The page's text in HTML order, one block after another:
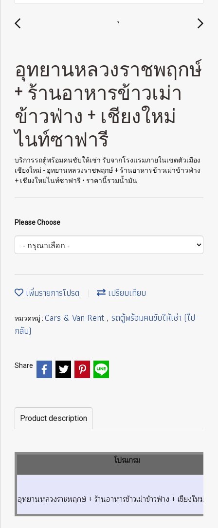
อุทยานหลวงราชพฤกษ์
+ ร้านอาหารข้าวเม่า
ข้าวฟ่าง + เชียงใหม่
ไนท์ซาฟารี
บริการรถตู้พร้อมคนชับให้เช่า รับจากโรงแรมภายในเขตตัวเมือง
เชียงใหม่ - อุทยานหลวงราชพฤกษ์ + ร้านอาหารข้าวเม่าข้าวฟ่าง
+ เชียงใหม่ไนท์ซาฟารี • ราคานี้รวมน้ำมัน
Please Choose
เพิ่มรายการโปรด เปรียบเทียบ
หมวดหมู่ : Cars & Van Rent , รถตู้พร้อมคนขับให้เช่า (ไป-
กลับ)
Share
Product description
โปรแกรม
อุทยานหลวงราชพฤกษ์ + ร้านอาหารข้าวเม่าข้าวฟ่าง + เชียงใหม่ไน